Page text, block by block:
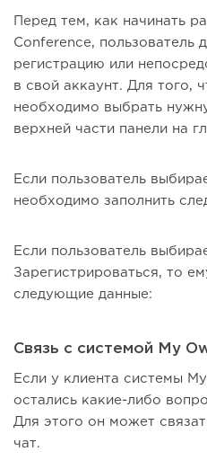
Перед тем, как начинать
Conference, пользователь
регистрацию или
в свой аккаунт. Для того,
необходимо выбрать
верхней части панели на
Если пользователь
необходимо заполнить
Если пользователь
Зарегистрироваться, то
следующие данные:
Связь с системой My
Если у клиента системы
остались какие-либо
Для этого он может
чат.